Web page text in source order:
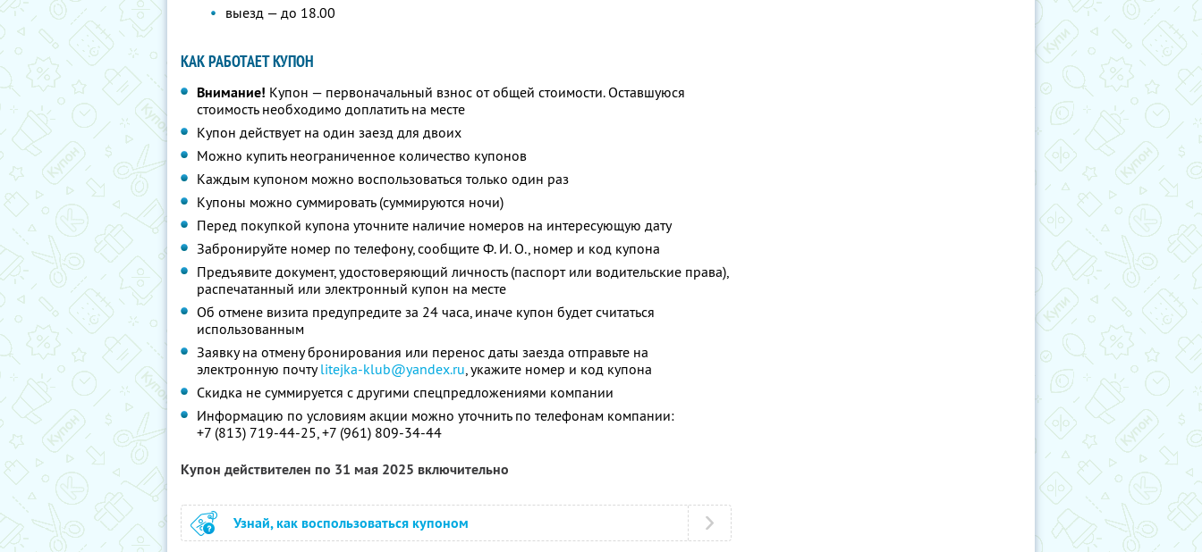
выезд — до 18.00
КАК РАБОТАЕТ КУПОН
Внимание! Купон — первоначальный взнос от общей стоимости. Оставшуюся
стоимость необходимо доплатить на месте
Купон действует на один заезд для двоих
Можно купить неограниченное количество купонов
Каждым купоном можно воспользоваться только один раз
Купоны можно суммировать (суммируются ночи)
Перед покупкой купона уточните наличие номеров на интересующую дату
Забронируйте номер по телефону, сообщите Ф. И. О., номер и код купона
Предъявите документ, удостоверяющий личность (паспорт или водительские права),
распечатанный или электронный купон на месте
Об отмене визита предупредите за 24 часа, иначе купон будет считаться
использованным
Заявку на отмену бронирования или перенос даты заезда отправьте на
электронную почтуlitejka-klub@yandex.ru,укажите номер и код купона
Скидка не суммируется с другими спецпредложениями компании
Информацию по условиям акции можно уточнить по телефонам компании:
+7 (813) 719-44-25, +7 (961) 809-34-44
Купон действителен по 31 мая 2025 включительно
Узнай, как воспользоваться купоном